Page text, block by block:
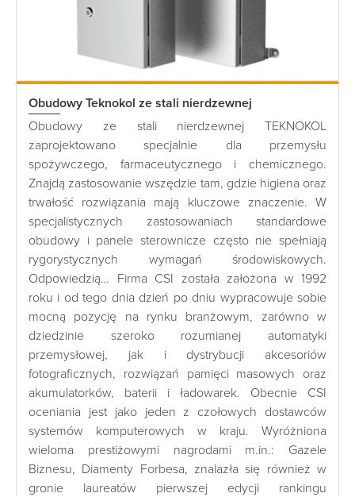
Obudowy Teknokol ze stali nierdzewnej
Obudowy ze stali nierdzewnej TEKNOKOL
zaprojektowano specjalnie dla przemysłu
spożywczego, farmaceutycznego i chemicznego.
Znajdą zastosowanie wszędzie tam, gdzie higiena oraz
trwałość rozwiązania mają kluczowe znaczenie. W
specjalistycznych zastosowaniach standardowe
obudowy i panele sterownicze często nie spełniają
rygorystycznych wymagań środowiskowych.
Odpowiedzią… Firma CSI została założona w 1992
roku i od tego dnia dzień po dniu wypracowuje sobie
mocną pozycję na rynku branżowym, zarówno w
dziedzinie szeroko rozumianej automatyki
przemysłowej, jak i dystrybucji akcesoriów
fotograficznych, rozwiązań pamięci masowych oraz
akumulatorków, baterii i ładowarek. Obecnie CSI
oceniania jest jako jeden z czołowych dostawców
systemów komputerowych w kraju. Wyróżniona
wieloma prestiżowymi nagrodami m.in.: Gazele
Biznesu, Diamenty Forbesa, znalazła się również w
gronie laureatów pierwszej edycji rankingu